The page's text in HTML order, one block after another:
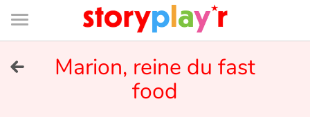
Connexion
Bibliothèque
de
page
Marion, reine du fast
food